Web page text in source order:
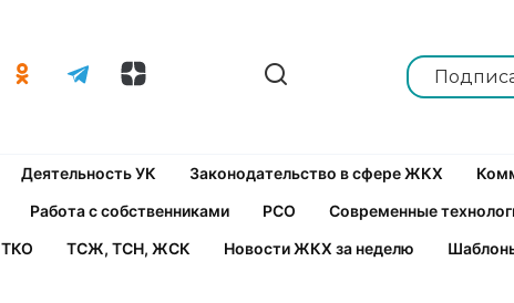
Деятельность УК Законодательство в сфере ЖКХ
Работа с собственниками РСО
Современные
ТКО ТСЖ, ТСН, ЖСК Новости ЖКХ за неделю